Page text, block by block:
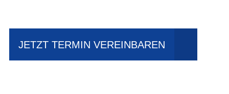
JETZT TERMIN VEREINBAREN